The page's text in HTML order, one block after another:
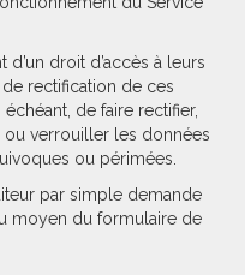
d’un droit d’accès à leurs
rectification de ces
de faire rectifier,
verrouiller les données
ou périmées.
par simple demande
moyen du formulaire de